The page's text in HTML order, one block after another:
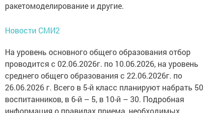
ракетомоделирование и другие.
Новости СМИ2
На уровень основного общего образования отбор
проводится с 02.06.2026г. по 10.06.2026, на уровень
среднего общего образования с 22.06.2026г. по
26.06.2026 г. Всего в 5-й класс планируют набрать 50
воспитанников, в 6-й – 5, в 10-й – 30. Подробная
информация о правилах приема, необходимых